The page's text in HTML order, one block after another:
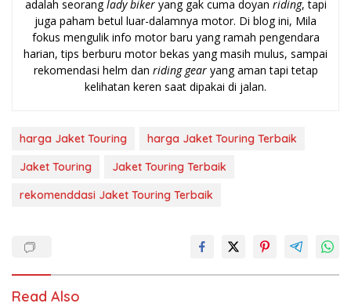
adalah seoranglady bikeryang gak cuma doyan riding, tapi
juga paham betul luar-dalamnya motor. Di blog ini, Mila
fokus mengulik info motor baru yang ramah pengendara
harian, tips berburu motor bekas yang masih mulus, sampai
rekomendasi helm dan riding gearyang aman tapi tetap
kelihatan keren saat dipakai di jalan.
harga Jaket Touring
harga Jaket Touring Terbaik
Jaket Touring
Jaket Touring Terbaik
rekomenddasi Jaket Touring Terbaik
Read Also